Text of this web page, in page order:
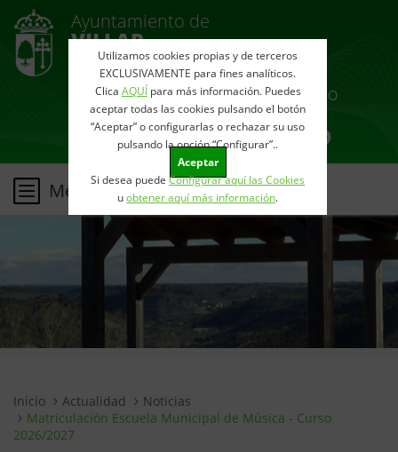
Utilizamos cookies propias y de terceros
EXCLUSIVAMENTE para fines analíticos.
Clica AQUÍpara más información. Puedes
aceptar todas las cookies pulsando el botón
“Aceptar” o configurarlas o rechazar su uso
pulsando la opción “Configurar”..
Aceptar
Si desea puedeConfigurar aquí las Cookies
uobtener aquí más información.
Ayuntamiento de
VILLAR
DEL OLMO
Menu
Inicio Actualidad
Noticias
Matriculación Escuela Municipal de Música - Curso
2026/2027